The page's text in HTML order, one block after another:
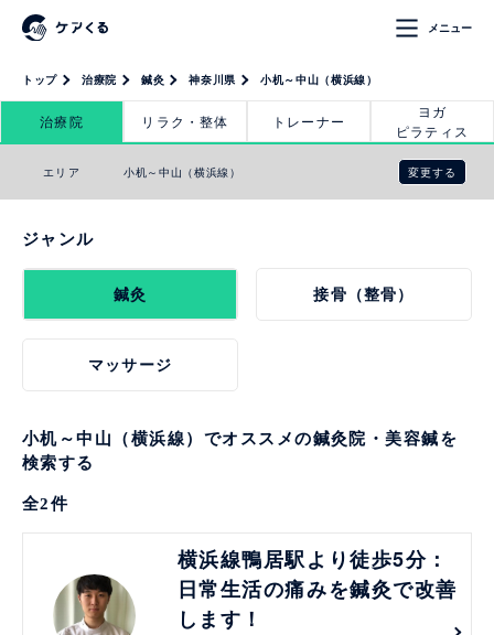
メニュー
トップ 治療院 鍼灸 神奈川県 小机～中山（横浜線）
治療院 リラク・整体 トレーナー
ヨガ
ピラティス
エリア 小机～中山（横浜線） 変更する
ジャンル
鍼灸 接骨（整骨）
マッサージ
小机～中山（横浜線）でオススメの鍼灸院・美容鍼を
検索する
全2件
横浜線鴨居駅より徒歩5分：
日常生活の痛みを鍼灸で改善
します！